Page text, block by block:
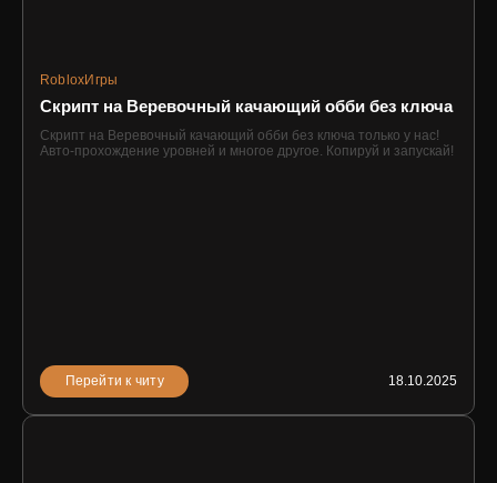
RobloxИгры
Скрипт на Веревочный качающий обби без ключа
Скрипт на Веревочный качающий обби без ключа только у нас!
Авто-прохождение уровней и многое другое. Копируй и запускай!
Перейти к читу 18.10.2025